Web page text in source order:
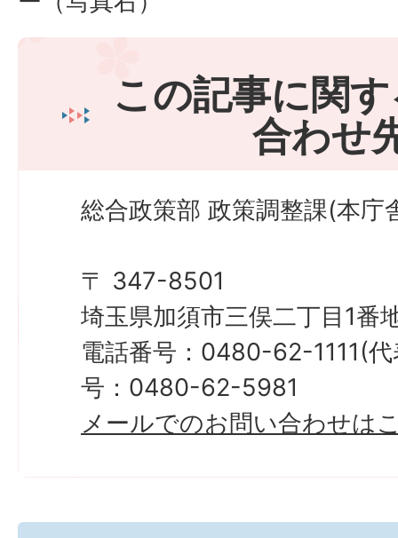
この記事に関
合わせ
総合政策部 政策調整課(本庁
〒 347-8501
埼玉県加須市三俣二丁目1番
電話番号：0480-62-1111(
号：0480-62-5981
メールでのお問い合わせは